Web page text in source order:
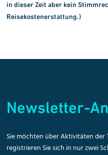
in dieser Zeit aber kein
Reisekostenerstattung.)
Newsletter-
Sie möchten über Aktivitäten der
registrieren Sie sich in nur zwei